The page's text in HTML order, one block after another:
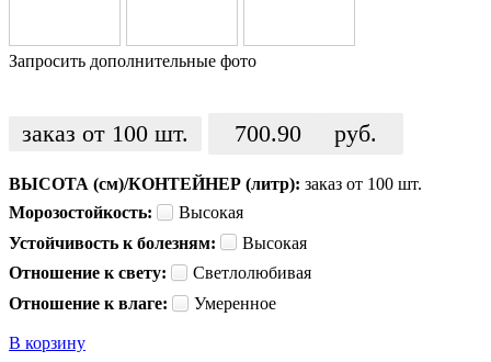
Запросить дополнительные фото
заказ от 100 шт. 700.90 руб.
ВЫСОТА (см)/КОНТЕЙНЕР (литр): заказ от 100 шт.
Морозостойкость:
Высокая
Устойчивость к болезням:
Высокая
Отношение к свету:
Светлолюбивая
Отношение к влаге:
Умеренное
В корзину